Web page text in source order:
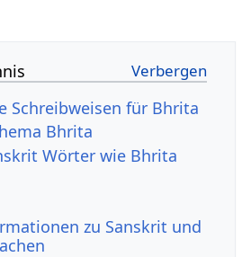
Schreibweisen für Bhrita
Bhrita
Wörter wie Bhrita
zu Sanskrit und